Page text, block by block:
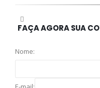
FAÇA AGORA SUA
Nome: